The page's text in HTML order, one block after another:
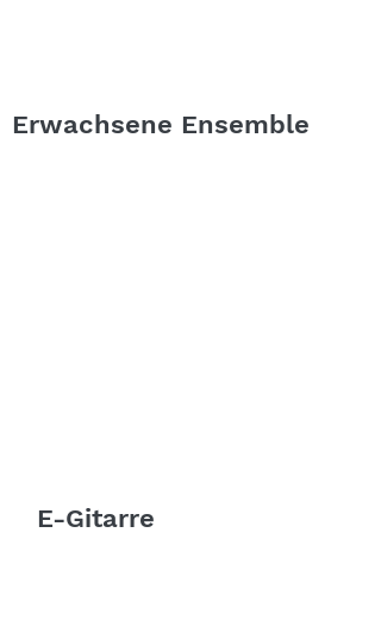
Erwachsene Ensemble
E-Gitarre